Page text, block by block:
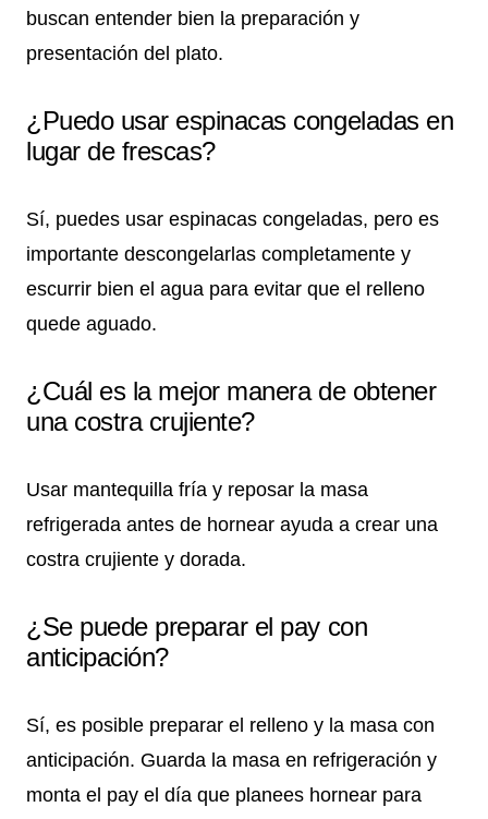
buscan entender bien la preparación y
presentación del plato.
¿Puedo usar espinacas congeladas en
lugar de frescas?
Sí, puedes usar espinacas congeladas, pero es
importante descongelarlas completamente y
escurrir bien el agua para evitar que el relleno
quede aguado.
¿Cuál es la mejor manera de obtener
una costra crujiente?
Usar mantequilla fría y reposar la masa
refrigerada antes de hornear ayuda a crear una
costra crujiente y dorada.
¿Se puede preparar el pay con
anticipación?
Sí, es posible preparar el relleno y la masa con
anticipación. Guarda la masa en refrigeración y
monta el pay el día que planees hornear para